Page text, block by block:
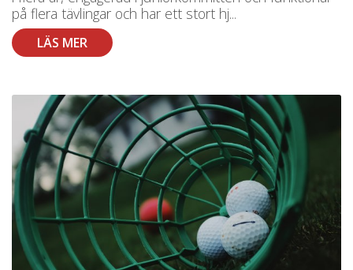
på flera tävlingar och har ett stort hj...
LÄS MER